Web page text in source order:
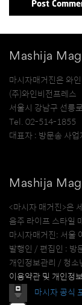
Mashija
마시자매거진은 와
(주)와인비전프레스
서울시 강남구 선릉
Tel. 02-514-1855
대표자 : 방문송 사
Mashija
<마시자 매거진>은
음주 라이프 스타일
마시자매거진: 서울
발행인 / 편집인 : 방
개인정보관리 / 청소
이용약관 및 개인정
마시자 공식